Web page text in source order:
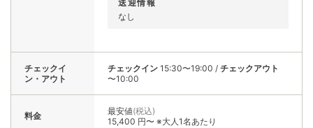
送迎情報
なし
チェックイ
ン・アウト
チェックイン 15:30〜19:00 / チェックアウト
〜10:00
料金 最安値(税込)
15,400 円〜 ※大人1名あたり